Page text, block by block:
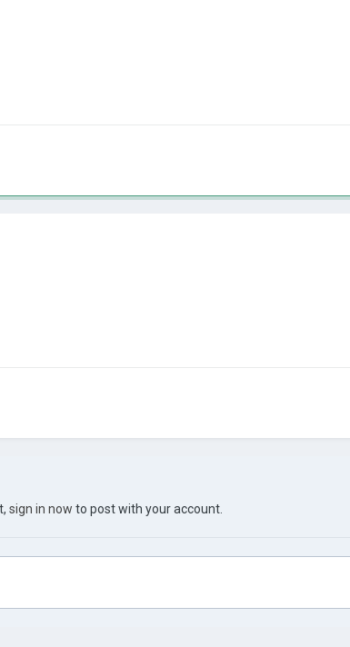
sign in now to post with your account.